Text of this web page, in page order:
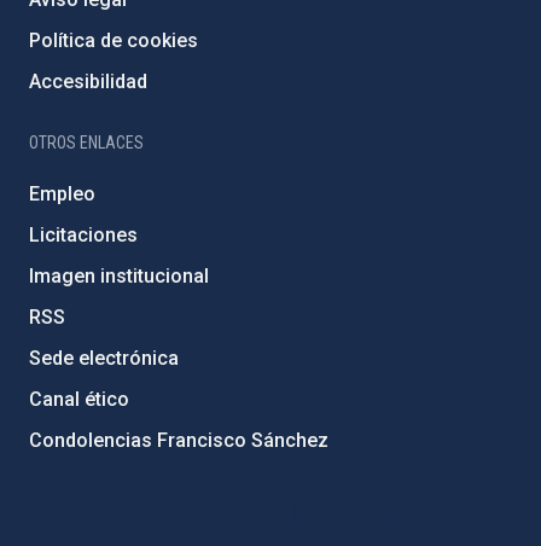
Política de cookies
Accesibilidad
OTROS ENLACES
Empleo
Licitaciones
Imagen institucional
RSS
Sede electrónica
Canal ético
Condolencias Francisco Sánchez